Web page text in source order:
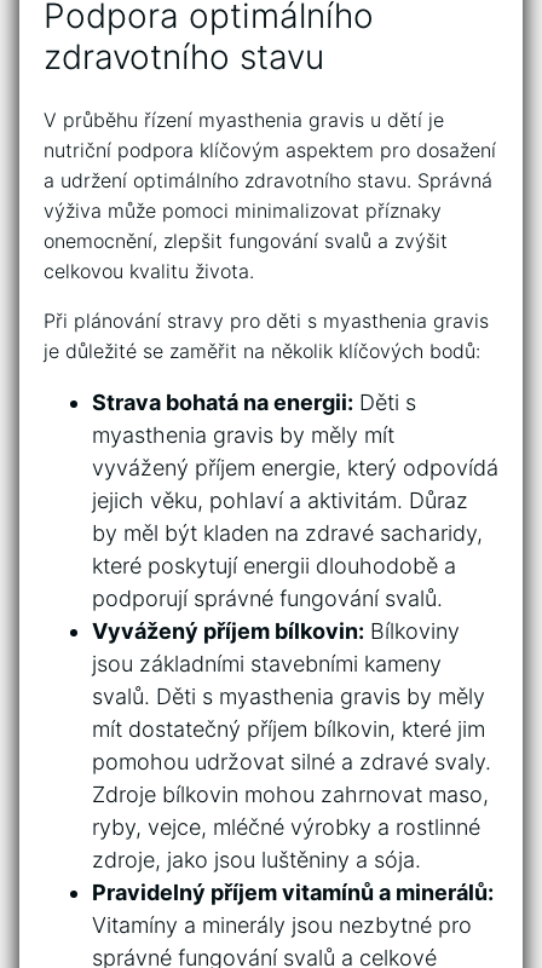
⁢Podpora optimálního
zdravotního stavu
V průběhu řízení ​myasthenia⁣ gravis ​u dětí⁢ je
nutriční podpora klíčovým aspektem pro dosažení
a‌ udržení ‍optimálního‍ zdravotního stavu. Správná
‍výživa může ‍pomoci minimalizovat příznaky
onemocnění,‌ zlepšit fungování svalů a ‌zvýšit
celkovou kvalitu života.
Při plánování stravy pro děti⁢ s myasthenia gravis
je důležité⁢ se zaměřit⁢ na ‌několik ‌klíčových bodů:
Strava ⁢bohatá na energii: Děti s
‍myasthenia‌ gravis by měly mít
vyvážený ‌příjem energie, který odpovídá
jejich věku, ‍pohlaví a aktivitám. Důraz
by ⁢měl být kladen na zdravé sacharidy,
které poskytují energii dlouhodobě ‍a
podporují správné fungování ⁣svalů.
Vyvážený ‌příjem ‌bílkovin: Bílkoviny ​
jsou‌ základními ‍stavebními kameny
svalů. Děti ⁢s ​myasthenia ⁢gravis by‍ měly
mít dostatečný‌ příjem bílkovin, které jim
pomohou udržovat silné a zdravé svaly.
Zdroje bílkovin mohou⁣ zahrnovat maso,
ryby,⁤ vejce, mléčné ‍výrobky a rostlinné
⁣zdroje, ‌jako jsou luštěniny a sója.
Pravidelný​ příjem vitamínů a minerálů:
Vitamíny ⁢a minerály jsou nezbytné ‍pro
správné⁤ fungování svalů ‌a celkové